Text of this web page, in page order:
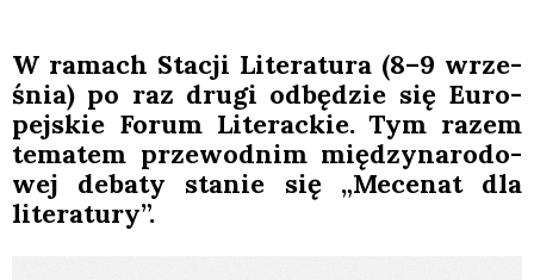
W ramach Sta­cji Lite­ra­tu­ra (8–9 wrze­
śnia) po raz dru­gi odbę­dzie się Euro­
pej­skie Forum Lite­rac­kie. Tym razem
tema­tem prze­wod­nim mię­dzy­na­ro­do­
wej deba­ty sta­nie się „Mece­nat dla
lite­ra­tu­ry”.